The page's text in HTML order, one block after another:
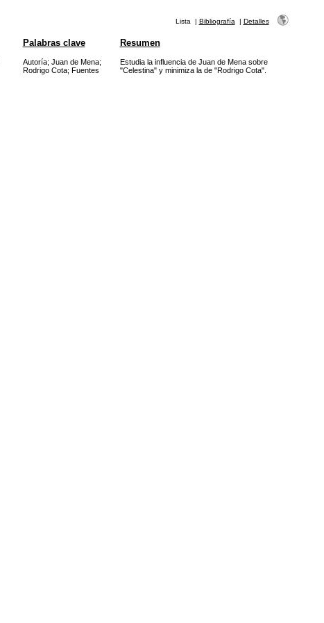
Lista | Bibliografía | Detalles
Palabras clave Resumen
Autoría; Juan de Mena;
Rodrigo Cota; Fuentes
Estudia la influencia de Juan de Mena sobre
"Celestina" y minimiza la de "Rodrigo Cota".